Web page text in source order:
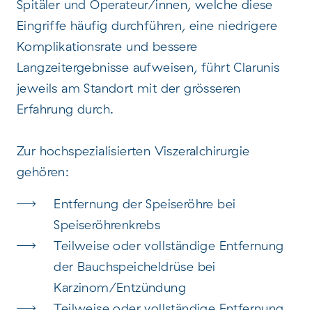
Spitäler und Operateur/innen, welche diese
Eingriffe häufig durchführen, eine niedrigere
Komplikationsrate und bessere
Langzeitergebnisse aufweisen, führt Clarunis
jeweils am Standort mit der grösseren
Erfahrung durch.
Zur hochspezialisierten Viszeralchirurgie
gehören:
Entfernung der Speiseröhre bei
Speiseröhrenkrebs
​​​​​​Teilweise oder vollständige Entfernung
der Bauchspeicheldrüse bei
Karzinom/Entzündung